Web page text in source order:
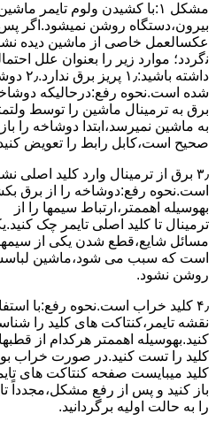
مشکل ۱:ﺑﺎ ﮐﺸﯿﺪن وﻟﻮم ﺗﺎﯾﻤﺮ
ﺑﯿﺮون،دستگاه روﺷﻦ نمیشود.اﮔﺮ
عکسالعمل ﺧﺎﺻﯽ از ﻣﺎﺷﯿﻦ دﯾﺪه
ﻧگردد؛ موارد زیر را بعنوان ﻋﻠﻞ
داشته
ﺷﺪه است.نحوه رفع:درحالیکه
ﺑﺮق ﺑﻪ ﺗﺮﻣﯿﻨﺎل ﻣﺎﺷﯿﻦ را ﺗﻮﺳﻂ
ﺑﻪ ﻣﺎﺷﯿﻦ نمیرسد،اﺑﺘﺪا دوشاخه را
ﺻﺤﯿﺢ اﺳﺖ،ﮐﺎﺑﻞ راﺑﻂ را ﺗﻌﻮﯾﺾ
۳٫ ﺑﺮق از ﺗﺮﻣﯿﻨﺎل وارد ﮐﻠﯿﺪ اﺻﻠﯽ
است.نحوه رﻓﻊ:دوشاخه را از ﺑﺮق
بهوسیله اهممتر،ارﺗﺒﺎط سیمها را از
ﺗﺮﻣﯿﻨﺎل ﺗﺎ ﮐﻠﯿﺪ اﺻﻠﯽ ﺗﺎﯾﻤﺮ چک
مسائل شایع،ﻗﻄﻊ شدن ﯾﮑﯽ از
است که سبب می شود،ﻣﺎﺷﯿﻦ
روﺷﻦ نشود.
۴٫ ﮐﻠﯿﺪ ﺧﺮاب اﺳﺖ.نحوه رفع:ﺑﺎ
ﻧﻘﺸﻪ ﺗﺎﯾﻤﺮ،ﮐﻨﺘﺎﮐﺖ ﻫﺎی ﮐﻠﯿﺪ را
کنید.بهوسیله اهممتر هرکدام از
ﮐﻠﯿﺪ را ﺗﺴﺖ ﮐﻨﯿﺪ.در ﺻﻮرت ﺧﺮاب
ﮐﻠﯿﺪ میبایست ﺻﻔﺤﻪ ﮐﻨﺘﺎﮐﺖ ﻫﺎی
باز کنید و ﭘﺲ از رﻓﻊ مشکل،مجدداً
را به حالت اوﻟﯿﻪ برگردانید.